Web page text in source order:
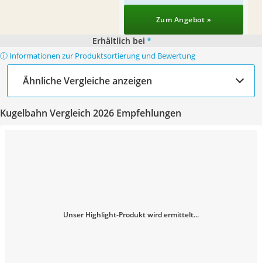
Zum Angebot »
Erhältlich bei *
ⓘ Informationen zur Produktsortierung und Bewertung
Ähnliche Vergleiche anzeigen
Kugelbahn Vergleich 2026 Empfehlungen
Unser Highlight-Produkt wird ermittelt...